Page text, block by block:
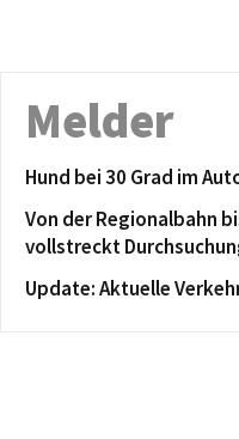
Melder
Hund bei 30 Grad im
Von der Regionalbahn
vollstreckt
Update: Aktuelle